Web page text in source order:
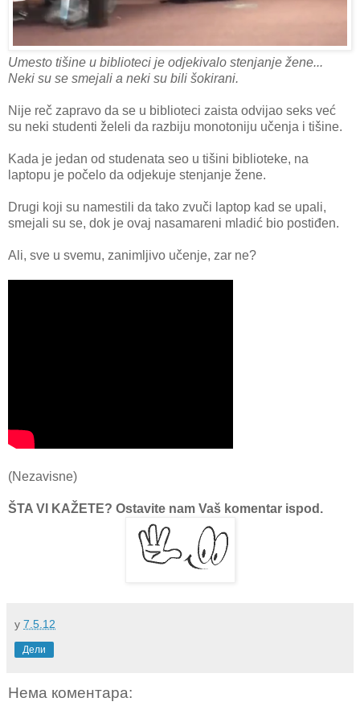
Umesto tišine u biblioteci je odjekivalo stenjanje žene...
Neki su se smejali a neki su bili šokirani.
Nije reč zapravo da se u biblioteci zaista odvijao seks već
su neki studenti želeli da razbiju monotoniju učenja i tišine.
Kada je jedan od studenata seo u tišini biblioteke, na
laptopu je počelo da odjekuje stenjanje žene.
Drugi koji su namestili da tako zvuči laptop kad se upali,
smejali su se, dok je ovaj nasamareni mladić bio postiđen.
Ali, sve u svemu, zanimljivo učenje, zar ne?
(Nezavisne)
ŠTA VI KAŽETE? Ostavite nam Vaš komentar ispod.
у 7.5.12
Дели
Нема коментара: